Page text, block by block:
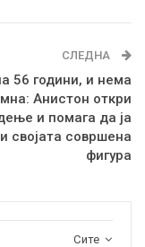
СЛЕДНА
56 години, и нема
Анистон откри
и помага да ја
својата совршена
фигура
Сите